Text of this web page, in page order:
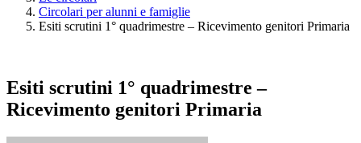
Circolari per alunni e famiglie
Esiti scrutini 1° quadrimestre – Ricevimento genitori Primaria
Esiti scrutini 1° quadrimestre –
Ricevimento genitori Primaria